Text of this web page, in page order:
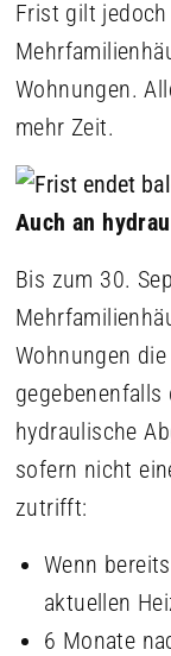
Frist gilt
Wohnungen.
mehr Zeit.
Auch an
Bis zum 30.
Wohnungen
hydraulische
sofern nicht
zutrifft:
Wenn
aktuellen
6 Monate